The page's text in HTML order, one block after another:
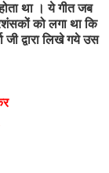
था । ये गीत जब
को लगा था कि
द्वारा लिखे गये उस